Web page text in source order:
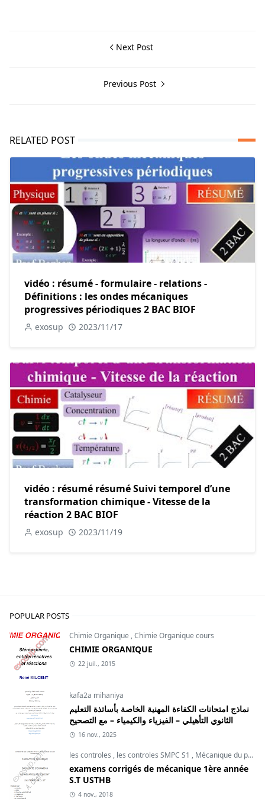
Next Post
Previous Post
RELATED POST
vidéo : résumé - formulaire - relations -
Définitions : les ondes mécaniques
progressives périodiques 2 BAC BIOF
exosup 2023/11/17
vidéo : résumé résumé Suivi temporel d’une
transformation chimique - Vitesse de la
réaction 2 BAC BIOF
exosup 2023/11/19
POPULAR POSTS
Chimie Organique ,Chimie Organique cours
CHIMIE ORGANIQUE
22 juil., 2015
kafa2a mihaniya
نماذج امتحانات الكفاءة المهنية الخاصة بأساتذة التعليم
الثانوي التأهيلي – الفيزياء والكيمياء – مع التصحيح
16 nov., 2025
les controles , les controles SMPC S1 , Mécanique du point
examens corrigés de mécanique 1ère année
S.T USTHB
4 nov., 2018